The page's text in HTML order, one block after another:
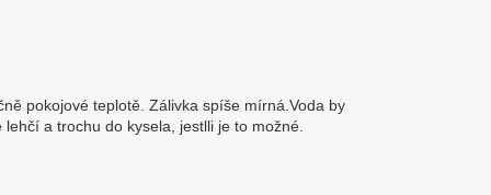
pokojové teplotě. Zálivka spíše mírná.Voda by
a trochu do kysela, jestlli je to možné.